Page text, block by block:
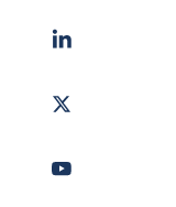
LinkedIn
Twitter
Youtube